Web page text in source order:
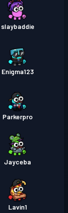
slaybaddie
Enigma123
Parkerpro
Jayceba
Lavin1